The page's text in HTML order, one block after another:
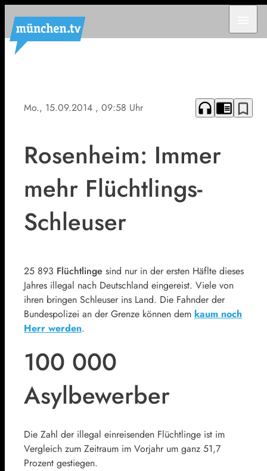
Mo., 15.09.2014 , 09:58 Uhr headphones chrome_reader_mode bookmark_border
Rosenheim: Immer
mehr Flüchtlings-
Schleuser
25 893 Flüchtlinge sind nur in der ersten Häflte dieses
Jahres illegal nach Deutschland eingereist. Viele von
ihren bringen Schleuser ins Land. Die Fahnder der
Bundespolizei an der Grenze können dem kaum noch
Herr werden.
100 000
Asylbewerber
Die Zahl der illegal einreisenden Flüchtlinge ist im
Vergleich zum Zeitraum im Vorjahr um ganz 51,7
Prozent gestiegen.